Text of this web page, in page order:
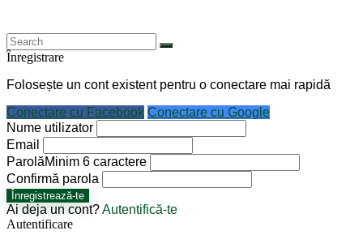
Înregistrare
Folosește un cont existent pentru o conectare mai rapidă
Conectare cu Facebook Conectare cu Google
Nume utilizator
Email
ParolăMinim 6 caractere
Confirmă parola
Înregistrează-te
Ai deja un cont?Autentifică-te
Autentificare